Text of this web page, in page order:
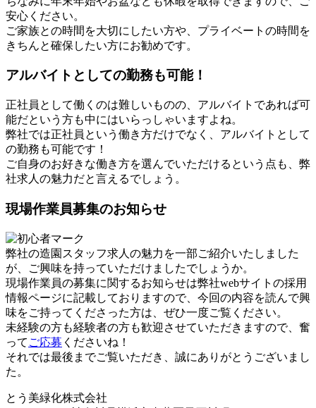
安心ください。
ご家族との時間を大切にしたい方や、プライベートの時間を
きちんと確保したい方にお勧めです。
アルバイトとしての勤務も可能！
正社員として働くのは難しいものの、アルバイトであれば可
能だという方も中にはいらっしゃいますよね。
弊社では正社員という働き方だけでなく、アルバイトとして
の勤務も可能です！
ご自身のお好きな働き方を選んでいただけるという点も、弊
社求人の魅力だと言えるでしょう。
現場作業員募集のお知らせ
弊社の造園スタッフ求人の魅力を一部ご紹介いたしました
が、ご興味を持っていただけましたでしょうか。
現場作業員の募集に関するお知らせは弊社webサイトの採用
情報ページに記載しておりますので、今回の内容を読んで興
味をご持ってくださった方は、ぜひ一度ご覧ください。
未経験の方も経験者の方も歓迎させていただきますので、奮
って ご応募 くださいね！
それでは最後までご覧いただき、誠にありがとうございまし
た。
とう美緑化株式会社